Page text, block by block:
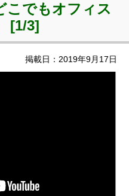
こでもオフィス
[1/3]
掲載日：2019年9月17日